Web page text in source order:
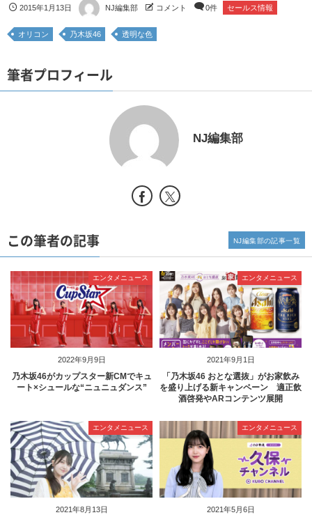
2015年1月13日 NJ編集部 コメント 0件 セールス情報
オリコン 乃木坂46 透明な色
筆者プロフィール
NJ編集部
この筆者の記事
2022年9月9日
エンタメニュース
乃木坂46がカップスター新CMでキュ
ート×シュールな“ニュニュダンス”
2021年9月1日
エンタメニュース
「乃木坂46 おとな選抜」がお家飲み
を盛り上げる新キャンペーン 適正飲
酒啓発やARコンテンツ展開
2021年8月13日
エンタメニュース
2021年5月6日
エンタメニュース
NJ編集部の記事一覧